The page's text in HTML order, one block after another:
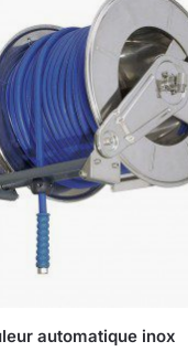
automatique inox